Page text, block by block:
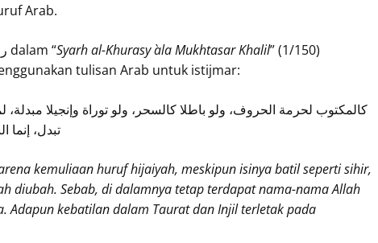
Arab.
Imam Al-Khurasy al-Maliki رحمه الله dalam “Syarh al-Khurasy `ala Mukhtasar Khalil” (1/150)
tulisan Arab untuk istijmar:
كالمكتوب لحرمة الحروف، ولو باطلا كالسحر، ولو توراة وإنجيلا مبدلة،
تبدل، إنما
kemuliaan huruf hijaiyah, meskipun isinya batil seperti sihir,
diubah. Sebab, di dalamnya tetap terdapat nama-nama Allah
Adapun kebatilan dalam Taurat dan Injil terletak pada